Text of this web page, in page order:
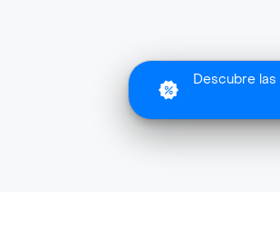
Descubre las